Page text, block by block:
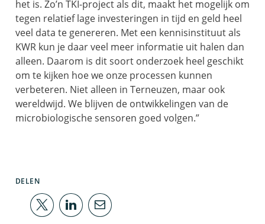
het is. Zo’n TKI-project als dit, maakt het mogelijk om
tegen relatief lage investeringen in tijd en geld heel
veel data te genereren. Met een kennisinstituut als
KWR kun je daar veel meer informatie uit halen dan
alleen. Daarom is dit soort onderzoek heel geschikt
om te kijken hoe we onze processen kunnen
verbeteren. Niet alleen in Terneuzen, maar ook
wereldwijd. We blijven de ontwikkelingen van de
microbiologische sensoren goed volgen.”
DELEN